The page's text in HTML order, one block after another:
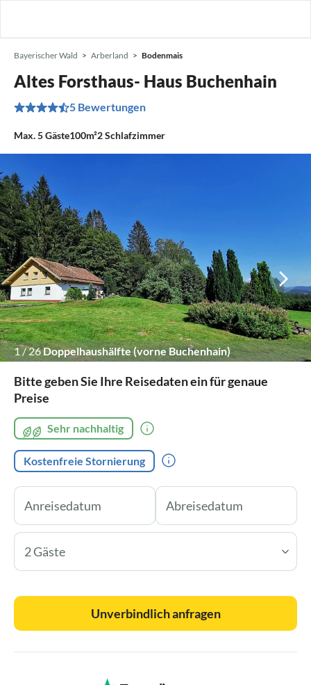
Bayerischer Wald Arberland Bodenmais
Altes Forsthaus- Haus Buchenhain
5 Bewertungen
Max.5Gäste100m²2Schlafzimmer
1/26Doppelhaushälfte (vorne Buchenhain)
Bitte geben Sie Ihre Reisedaten ein für genaue
Preise
Sehr nachhaltig
Kostenfreie Stornierung
2 Gäste
Unverbindlich anfragen